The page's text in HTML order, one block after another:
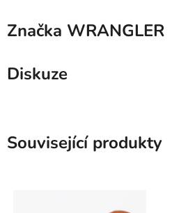
Značka WRANGLER
Diskuze
Související produkty